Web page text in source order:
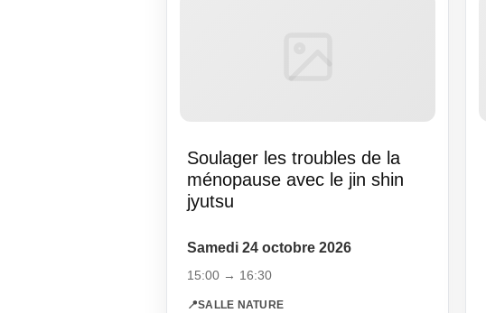
Soulager les troubles de la
ménopause avec le jin shin
jyutsu
Samedi 24 octobre 2026
15:00 → 16:30
📍SALLE NATURE